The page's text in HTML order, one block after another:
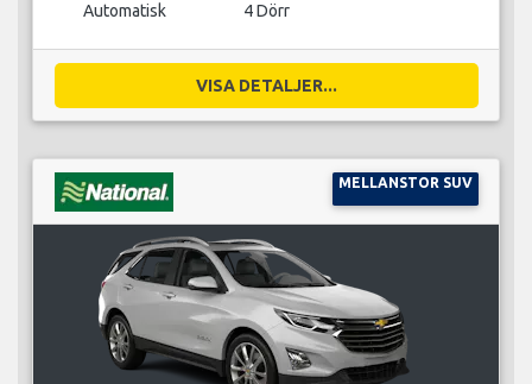
Automatisk 4 Dörr
VISA DETALJER...
MELLANSTOR SUV